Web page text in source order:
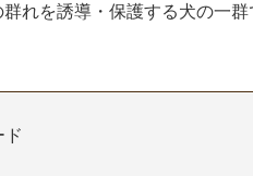
れを誘導・保護する犬の一群
ド